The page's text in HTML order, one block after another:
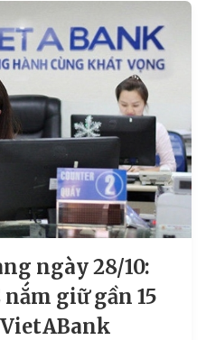
ngày 28/10:
nắm giữ gần 15